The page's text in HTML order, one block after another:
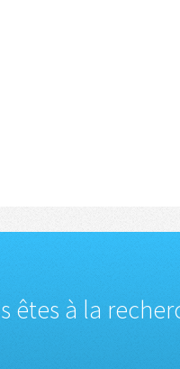
êtes à la